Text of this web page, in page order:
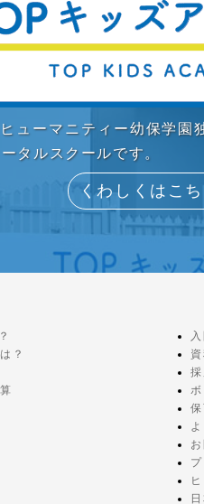
ューマニティー幼保学
タルスクールです。
くわしくはこ
？